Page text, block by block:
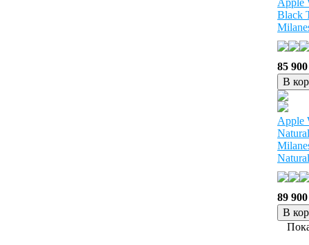
Apple
Black
85
В
Apple
Natural
89
В